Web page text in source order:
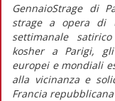
GennaioStrage di
strage a opera di
settimanale
kosher a Parigi,
europei e mondiali
alla vicinanza e
Francia